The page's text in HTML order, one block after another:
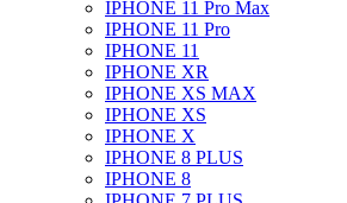
IPHONE 11 Pro Max
IPHONE 11 Pro
IPHONE 11
IPHONE XR
IPHONE XS MAX
IPHONE XS
IPHONE X
IPHONE 8 PLUS
IPHONE 8